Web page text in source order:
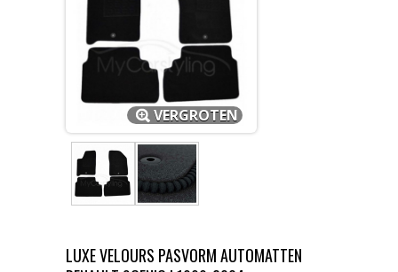
VERGROTEN
LUXE VELOURS PASVORM AUTOMATTEN